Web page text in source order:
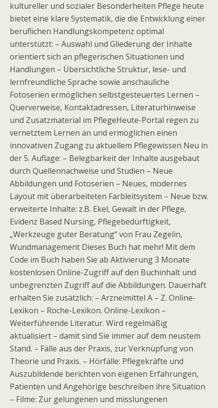
kultureller und sozialer Besonderheiten Pflege heute
bietet eine klare Systematik, die die Entwicklung einer
beruflichen Handlungskompetenz optimal
unterstützt: – Auswahl und Gliederung der Inhalte
orientiert sich an pflegerischen Situationen und
Handlungen – Übersichtliche Struktur, lese- und
lernfreundliche Sprache sowie anschauliche
Fotoserien ermöglichen selbstgesteuertes Lernen –
Querverweise, Kontaktadressen, Literaturhinweise
und Zusatzmaterial im PflegeHeute-Portal regen zu
vernetztem Lernen an und ermöglichen einen
innovativen Zugang zu aktuellem Pflegewissen Neu in
der 5. Auflage: – Belegbarkeit der Inhalte ausgebaut
durch Quellennachweise und Studien – Neue
Abbildungen und Fotoserien – Neues, modernes
Layout mit überarbeiteten Farbleitsystem – Neue bzw.
erweiterte Inhalte: z.B. Ekel, Gewalt in der Pflege,
Evidenz Based Nursing, Pflegebedürftigkeit,
„Werkzeuge guter Beratung“ von Frau Zegelin,
Wundmanagement Dieses Buch hat mehr! Mit dem
Code im Buch haben Sie ab Aktivierung 3 Monate
kostenlosen Online-Zugriff auf den Buchinhalt und
unbegrenzten Zugriff auf die Abbildungen. Dauerhaft
erhalten Sie zusätzlich: – Arzneimittel A – Z. Online-
Lexikon – Roche-Lexikon. Online-Lexikon –
Weiterführende Literatur. Wird regelmäßig
aktualisiert – damit sind Sie immer auf dem neustem
Stand. – Fälle aus der Praxis, zur Verknüpfung von
Theorie und Praxis. – Hörfälle: Pflegekräfte und
Auszubildende berichten von eigenen Erfahrungen,
Patienten und Angehörige beschreiben ihre Situation
– Filme: Zur gelungenen und misslungenen